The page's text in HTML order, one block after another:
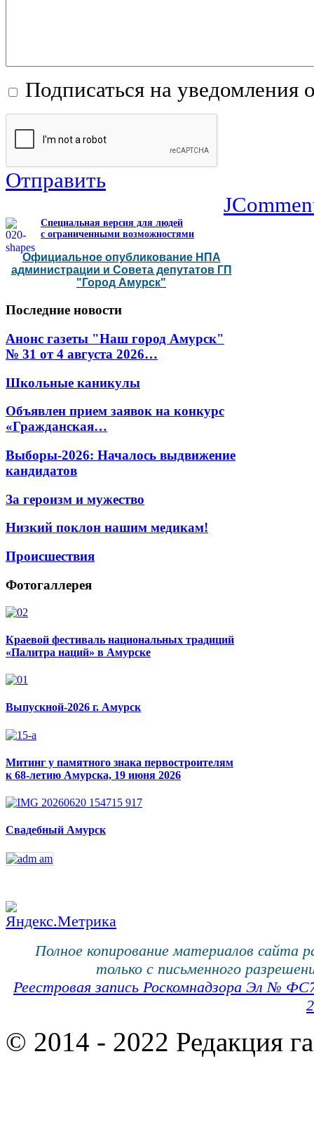
Подписаться на уведомления
Отправить
Специальная версия для людей
с ограниченными возможностями
Официальное опубликование НПА
администрации и Совета депутатов ГП
"Город Амурск"
Последние новости
Анонс газеты "Наш город Амурск"
№ 31 от 4 августа 2026…
Школьные каникулы
Объявлен прием заявок на конкурс
«Гражданская…
Выборы-2026: Началось выдвижение
кандидатов
За героизм и мужество
Низкий поклон нашим медикам!
Происшествия
Фотогаллерея
Краевой фестиваль национальных традиций
«Палитра наций» в Амурске
Выпускной-2026 г. Амурск
Митинг у памятного знака первостроителям
к 68-летию Амурска, 19 июня 2026
Свадебный Амурск
Полное копирование материалов сайта
только с письменного
Реестровая запись Роскомнадзора Эл №
© 2014 - 2022 Редакция